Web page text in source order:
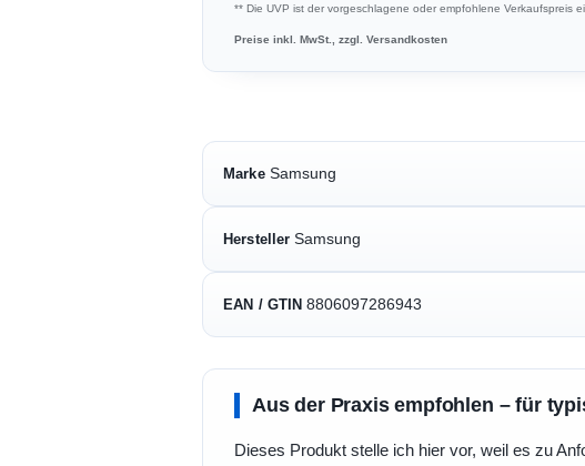
** Die UVP ist der vorgeschlagene oder empfohlene Verkaufspreis
Preise inkl. MwSt., zzgl. Versandkosten
Marke Samsung
Hersteller Samsung
EAN / GTIN 8806097286943
Aus der Praxis empfohlen – für
Dieses Produkt stelle ich hier vor, weil es zu